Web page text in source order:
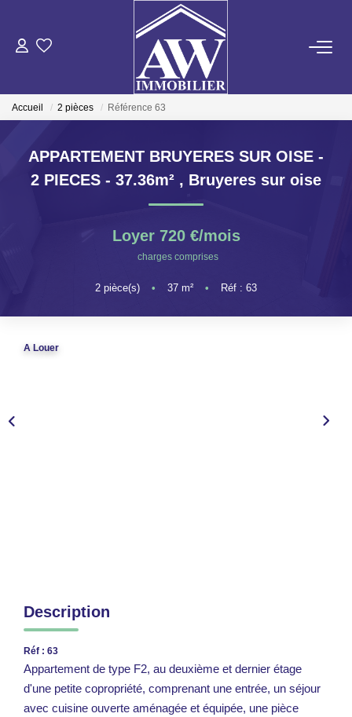
ACHETER
ESTIMER
ON RECRUTE !
Accueil 2 pièces Référence 63
APPARTEMENT BRUYERES SUR OISE -
2 PIECES - 37.36m² , Bruyeres sur oise
Loyer 720 €/mois
charges comprises
2 pièce(s) • 37 m² • Réf : 63
A Louer
Description
Réf : 63
Appartement de type F2, au deuxième et dernier étage
d'une petite copropriété, comprenant une entrée, un séjour
avec cuisine ouverte aménagée et équipée, une pièce